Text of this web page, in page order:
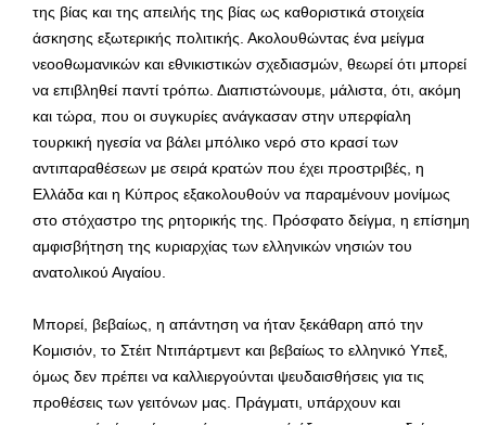
της βίας και της απειλής της βίας ως καθοριστικά στοιχεία
άσκησης εξωτερικής πολιτικής. Ακολουθώντας ένα μείγμα
νεοοθωμανικών και εθνικιστικών σχεδιασμών, θεωρεί ότι μπορεί
να επιβληθεί παντί τρόπω. Διαπιστώνουμε, μάλιστα, ότι, ακόμη
και τώρα, που οι συγκυρίες ανάγκασαν στην υπερφίαλη
τουρκική ηγεσία να βάλει μπόλικο νερό στο κρασί των
αντιπαραθέσεων με σειρά κρατών που έχει προστριβές, η
Ελλάδα και η Κύπρος εξακολουθούν να παραμένουν μονίμως
στο στόχαστρο της ρητορικής της. Πρόσφατο δείγμα, η επίσημη
αμφισβήτηση της κυριαρχίας των ελληνικών νησιών του
ανατολικού Αιγαίου.
Μπορεί, βεβαίως, η απάντηση να ήταν ξεκάθαρη από την
Κομισιόν, το Στέιτ Ντιπάρτμεντ και βεβαίως το ελληνικό Υπεξ,
όμως δεν πρέπει να καλλιεργούνται ψευδαισθήσεις για τις
προθέσεις των γειτόνων μας. Πράγματι, υπάρχουν και